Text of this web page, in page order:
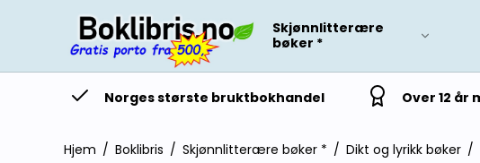
Skjønnlitterære
bøker *
Norges største bruktbokhandel Over 12 år
Hjem / Boklibris / Skjønnlitterære bøker * / Dikt og lyrikk bøker /